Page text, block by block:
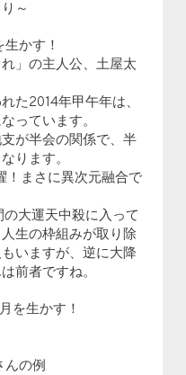
～
」の主人公、土屋太
た2014年甲午年は、
っています。
が半会の関係で、半
ります。
！まさに異次元融合で
大運天中殺に入って
生の枠組みが取り除
いますが、逆に大降
前者ですね。